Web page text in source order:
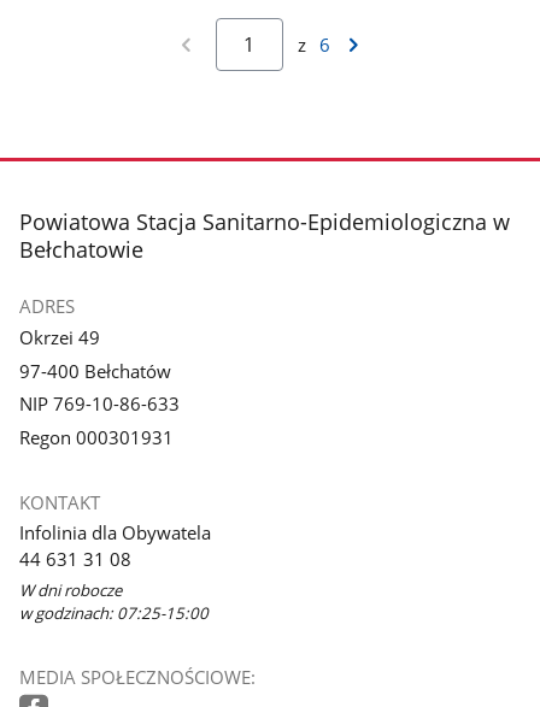
z 6
stopka
Powiatowa Stacja Sanitarno-Epidemiologiczna w
Bełchatowie
ADRES
Okrzei 49
97-400 Bełchatów
NIP 769-10-86-633
Regon 000301931
KONTAKT
Infolinia dla Obywatela
44 631 31 08
W dni robocze
w godzinach: 07:25-15:00
MEDIA SPOŁECZNOŚCIOWE: